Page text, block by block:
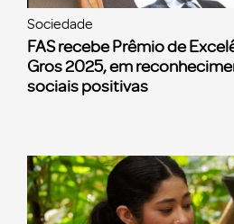
Sociedade
FAS recebe Prêmio de
Gros 2025, em
sociais positivas